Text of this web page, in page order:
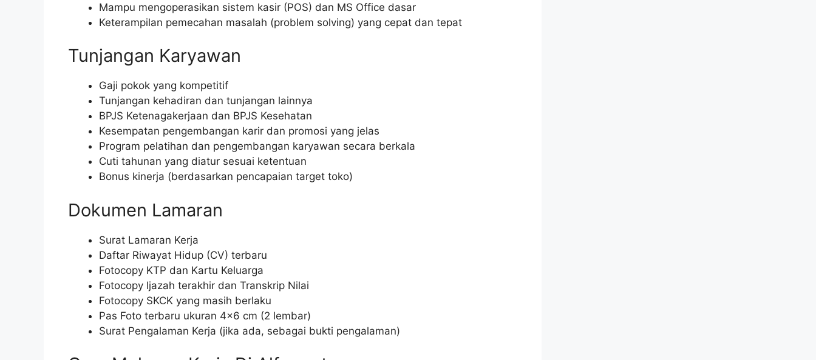
Mampu mengoperasikan sistem kasir (POS) dan MS Office dasar
Keterampilan pemecahan masalah (problem solving) yang cepat dan tepat
Tunjangan Karyawan
Gaji pokok yang kompetitif
Tunjangan kehadiran dan tunjangan lainnya
BPJS Ketenagakerjaan dan BPJS Kesehatan
Kesempatan pengembangan karir dan promosi yang jelas
Program pelatihan dan pengembangan karyawan secara berkala
Cuti tahunan yang diatur sesuai ketentuan
Bonus kinerja (berdasarkan pencapaian target toko)
Dokumen Lamaran
Surat Lamaran Kerja
Daftar Riwayat Hidup (CV) terbaru
Fotocopy KTP dan Kartu Keluarga
Fotocopy Ijazah terakhir dan Transkrip Nilai
Fotocopy SKCK yang masih berlaku
Pas Foto terbaru ukuran 4×6 cm (2 lembar)
Surat Pengalaman Kerja (jika ada, sebagai bukti pengalaman)